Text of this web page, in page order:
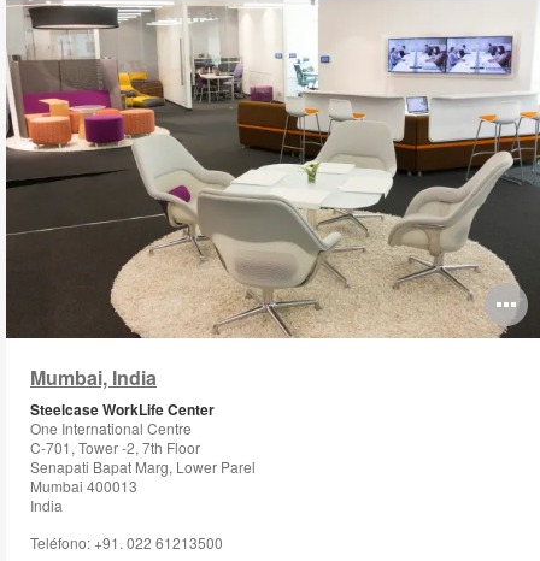
Mumbai, India
Steelcase WorkLife Center
One International Centre
C-701, Tower -2, 7th Floor
Senapati Bapat Marg, Lower Parel
Mumbai 400013
India
Teléfono: +91. 022 61213500